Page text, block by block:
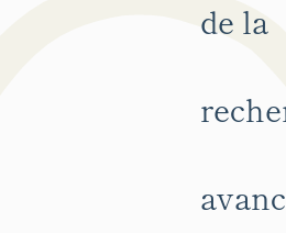
de la